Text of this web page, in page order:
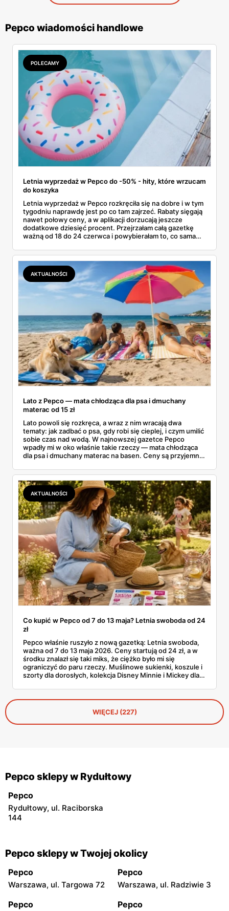
Pepco wiadomości handlowe
POLECAMY
Letnia wyprzedaż w Pepco do -50% - hity, które wrzucam
do koszyka
Letnia wyprzedaż w Pepco rozkręciła się na dobre i w tym
tygodniu naprawdę jest po co tam zajrzeć. Rabaty sięgają
nawet połowy ceny, a w aplikacji dorzucają jeszcze
dodatkowe dziesięć procent. Przejrzałam całą gazetkę
ważną od 18 do 24 czerwca i powybierałam to, co sama
bawełniane ubranka dla dzieci, koszulki z bajkowymi
postaciami. Wszystko z jednej gazetki, bez biegania po
pół mieście.
AKTUALNOŚCI
Lato z Pepco — mata chłodząca dla psa i dmuchany
materac od 15 zł
Lato powoli się rozkręca, a wraz z nim wracają dwa
tematy: jak zadbać o psa, gdy robi się cieplej, i czym umilić
sobie czas nad wodą. W najnowszej gazetce Pepco
wpadły mi w oko właśnie takie rzeczy — mata chłodząca
dla psa i dmuchany materac na basen. Ceny są przyjemne:
Zebrałam to, co naprawdę warto rozważyć na ten sezon
— dla czworonoga w domu i dla całej rodziny nad wodą.
AKTUALNOŚCI
Co kupić w Pepco od 7 do 13 maja? Letnia swoboda od 24
zł
Pepco właśnie ruszyło z nową gazetką: Letnia swoboda,
ważna od 7 do 13 maja 2026. Ceny startują od 24 zł, a w
środku znalazł się taki miks, że ciężko było mi się
ograniczyć do paru rzeczy. Muślinowe sukienki, koszule i
szorty dla dorosłych, kolekcja Disney Minnie i Mickey dla
zabawki, akcesoria dla zwierząt i tarasowe drobiazgi w
wisienki. Przejrzałam stronę po stronie i wyłuskałam to, na
co szkoda przejść obojętnie. Z aplikacją Pepco można
dodatkowo odbić 10% u kasy.WIĘCEJ (227)
Pepco sklepy w Rydułtowy
Pepco
Rydułtowy, ul. Raciborska
144
Pepco sklepy w Twojej okolicy
Pepco
Warszawa, ul. Targowa 72
Pepco
Warszawa, ul. Radziwie 3
Pepco Pepco